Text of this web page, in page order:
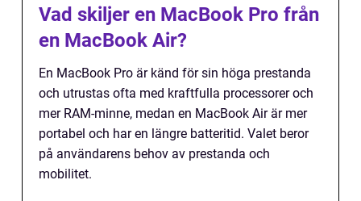
Vad skiljer en MacBook Pro från
en MacBook Air?
En MacBook Pro är känd för sin höga prestanda
och utrustas ofta med kraftfulla processorer och
mer RAM-minne, medan en MacBook Air är mer
portabel och har en längre batteritid. Valet beror
på användarens behov av prestanda och
mobilitet.